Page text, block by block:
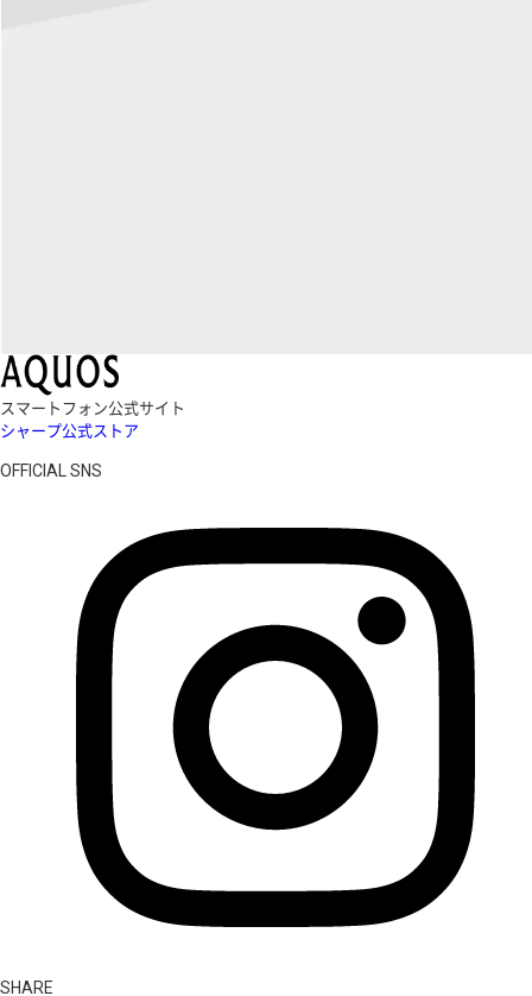
スマートフォン公式サイト
シャープ公式ストア
OFFICIAL SNS
SHARE